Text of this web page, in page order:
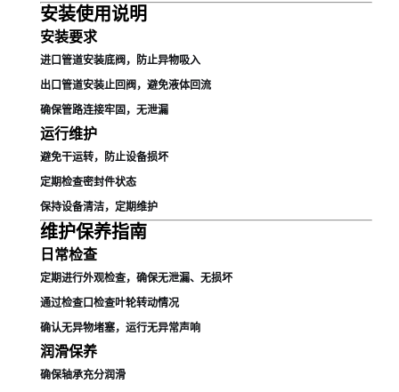
安装使用说明
安装要求
进口管道安装底阀，防止异物吸入
出口管道安装止回阀，避免液体回流
确保管路连接牢固，无泄漏
运行维护
避免干运转，防止设备损坏
定期检查密封件状态
保持设备清洁，定期维护
维护保养指南
日常检查
定期进行外观检查，确保无泄漏、无损坏
通过检查口检查叶轮转动情况
确认无异物堵塞，运行无异常声响
润滑保养
确保轴承充分润滑